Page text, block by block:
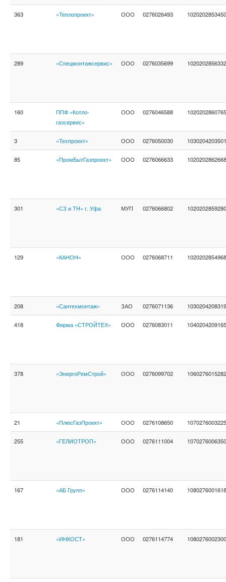
363 «Теплопроект» ООО 0276026493 1020202853450
289 «Спецмонтажсервис» ООО 0276035699 1020202856332
160
ППФ «Котло-
газсервис»
ООО 0276046588 1020202860765
3 «Техпроект» ООО 0276050030 1030204203501
85 «ПромБытГазпроект» ООО 0276066633 1020202862668
301 «СЗ и ТН» г. Уфа МУП 0276066802 1020202859280
129 «КАНОН» ООО 0276068711 1020202854968
208 «Сантехмонтаж» ЗАО 0276071136 1030204208319
418 Фирма «СТРОЙТЕХ» ООО 0276083011 1040204209165
378 «ЭнергоРемСтрой» ООО 0276099702 1060276015282
21 «ПлюсГазПроект» ООО 0276108650 1070276003225
255 «ГЕЛИОТРОП» ООО 0276111004 1070276006350
167 «АБ Групп» ООО 0276114140 1080276001618
181 «ИНКОСТ» ООО 0276114774 1080276002300